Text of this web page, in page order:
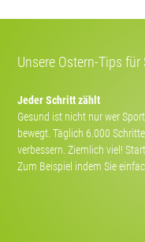
Unsere Ostern-Tips für
Jeder Schritt zählt
Gesund ist nicht nur wer
bewegt. Täglich 6.000
verbessern. Ziemlich viel!
Zum Beispiel indem Sie